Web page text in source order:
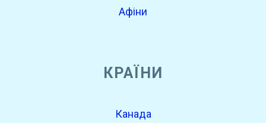
Афіни
КРАЇНИ
Канада